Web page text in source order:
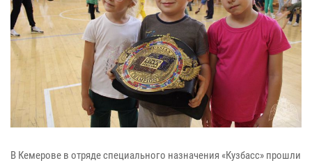
В Кемерове в отряде специального назначения «Кузбасс» прошли